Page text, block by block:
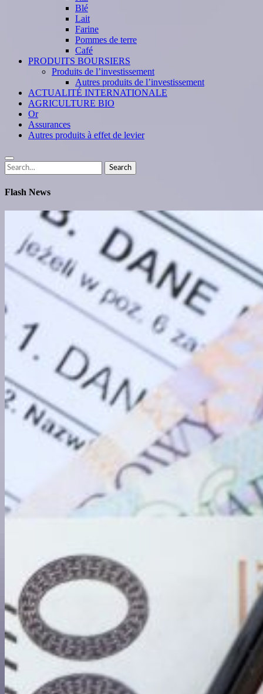
Blé
Lait
Farine
Pommes de terre
Café
PRODUITS BOURSIERS
Produits de l’investissement
Autres produits de l’investissement
ACTUALITÉ INTERNATIONALE
AGRICULTURE BIO
Or
Assurances
Autres produits à effet de levier
Search
for:
Search
Flash News